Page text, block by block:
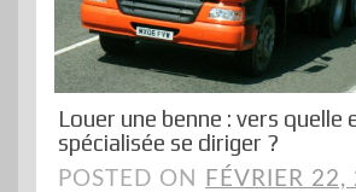
Louer une benne : vers quelle
spécialisée se diriger ?
POSTED ON FÉVRIER 22,